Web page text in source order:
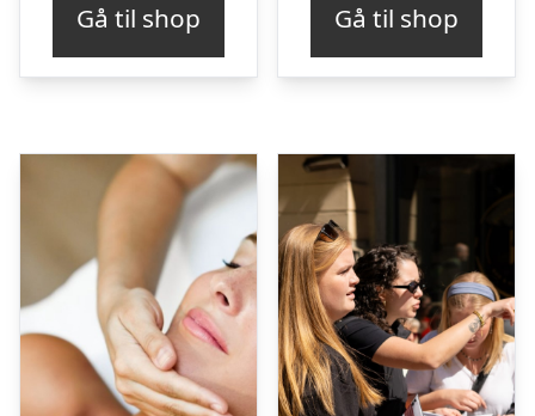
Gå til shop Gå til shop